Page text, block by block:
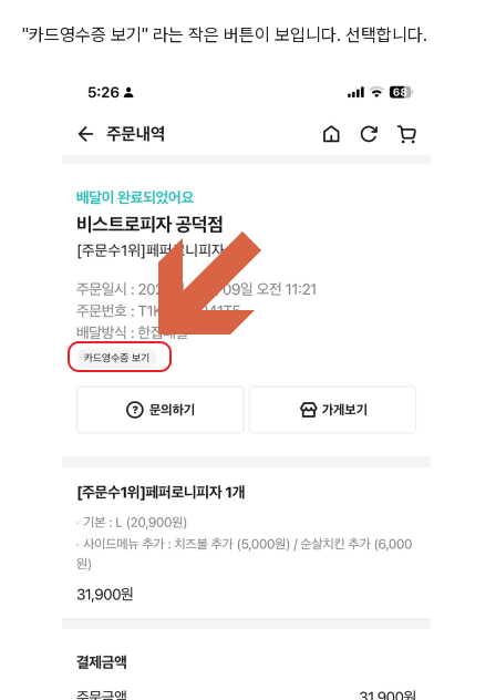
"카드영수증 보기" 라는 작은 버튼이 보입니다. 선택합니다.